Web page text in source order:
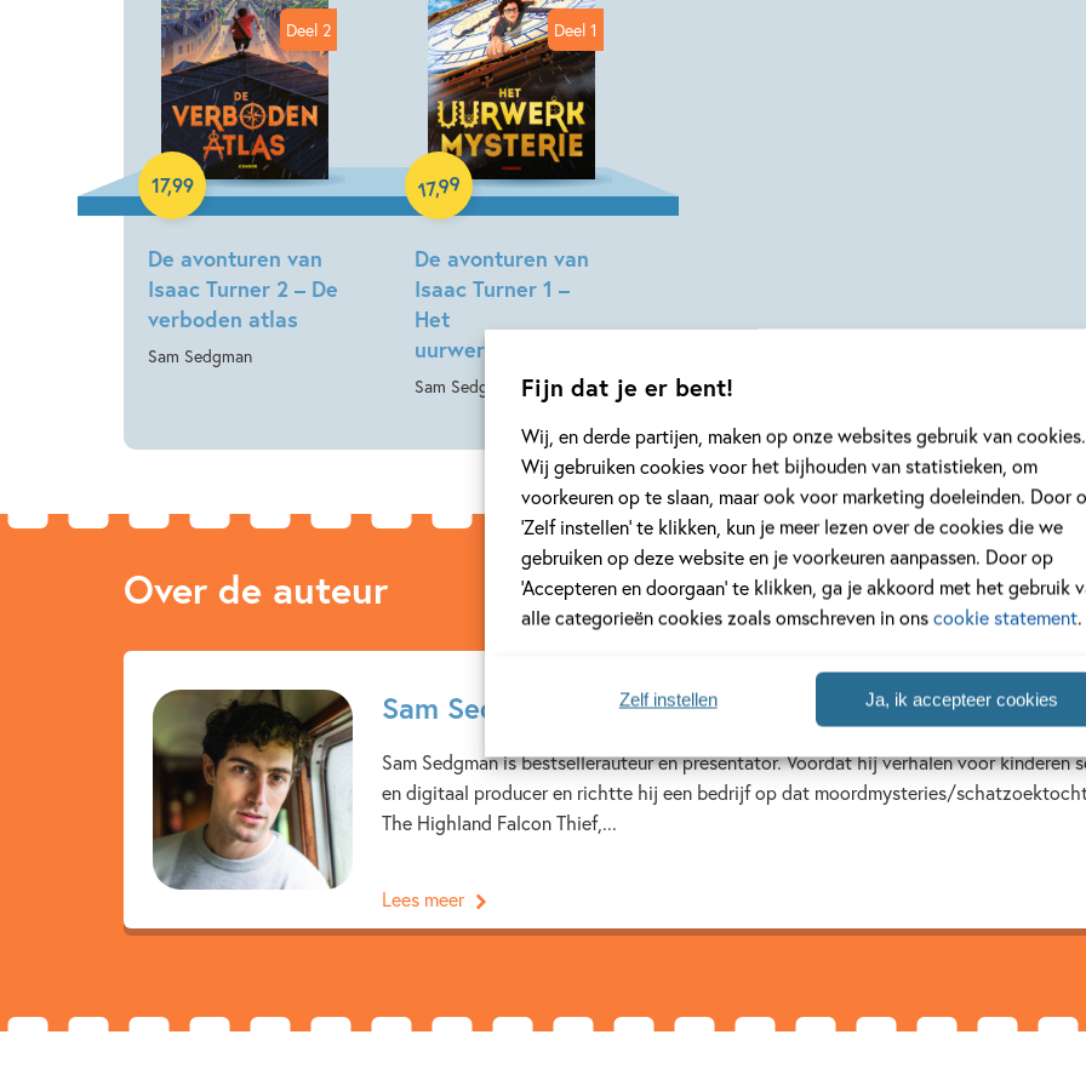
Fijn dat je er bent!
Wij, en derde partijen, maken op onze websites gebruik van cookies.
Wij gebruiken cookies voor het bijhouden van statistieken, om
voorkeuren op te slaan, maar ook voor marketing doeleinden. Door
‘Zelf instellen’ te klikken, kun je meer lezen over de cookies die we
gebruiken op deze website en je voorkeuren aanpassen. Door op
‘Accepteren en doorgaan’ te klikken, ga je akkoord met het gebruik
alle categorieën cookies zoals omschreven in onscookie statement.
Ja, ik accepteer cookies
Zelf instellen
Deel 2
De avonturen van
Isaac Turner 2 – De
verboden atlas
Sam Sedgman
17,99
Hardcover
Deel 1
De avonturen van
Isaac Turner 1 –
Het
uurwerkmysterie
Sam Sedgman
17,99
Hardcover
Over de auteur
Sam Sedgman
Sam Sedgman is bestsellerauteur en presentator. Voordat hij verhalen voor
en digitaal producer en richtte hij een bedrijf op dat moordmysteries/
The Highland Falcon Thief,...
Lees meer